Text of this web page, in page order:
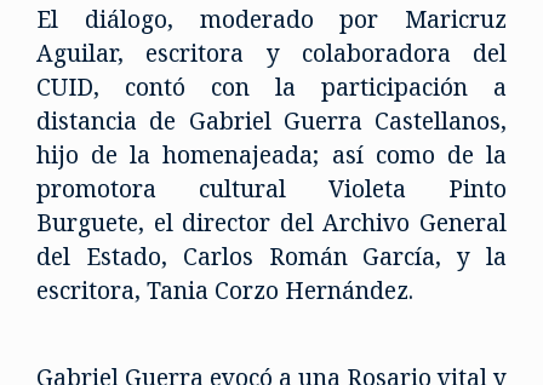
El diálogo, moderado por Maricruz
Aguilar, escritora y colaboradora del
CUID, contó con la participación a
distancia de Gabriel Guerra Castellanos,
hijo de la homenajeada; así como de la
promotora cultural Violeta Pinto
Burguete, el director del Archivo General
del Estado, Carlos Román García, y la
escritora, Tania Corzo Hernández.
Gabriel Guerra evocó a una Rosario vital y